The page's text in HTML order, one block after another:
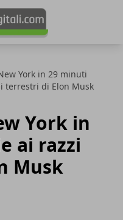
York in 29 minuti
terrestri di Elon Musk
York in
ai razzi
Musk